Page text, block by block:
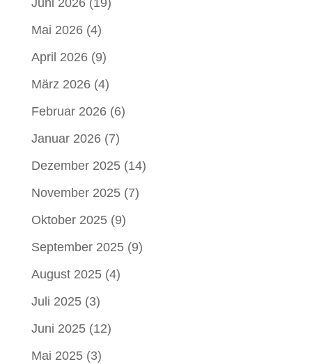
Juni 2026(19)
Mai 2026(4)
April 2026(9)
März 2026(4)
Februar 2026(6)
Januar 2026(7)
Dezember 2025(14)
November 2025(7)
Oktober 2025(9)
September 2025(9)
August 2025(4)
Juli 2025(3)
Juni 2025(12)
Mai 2025(3)